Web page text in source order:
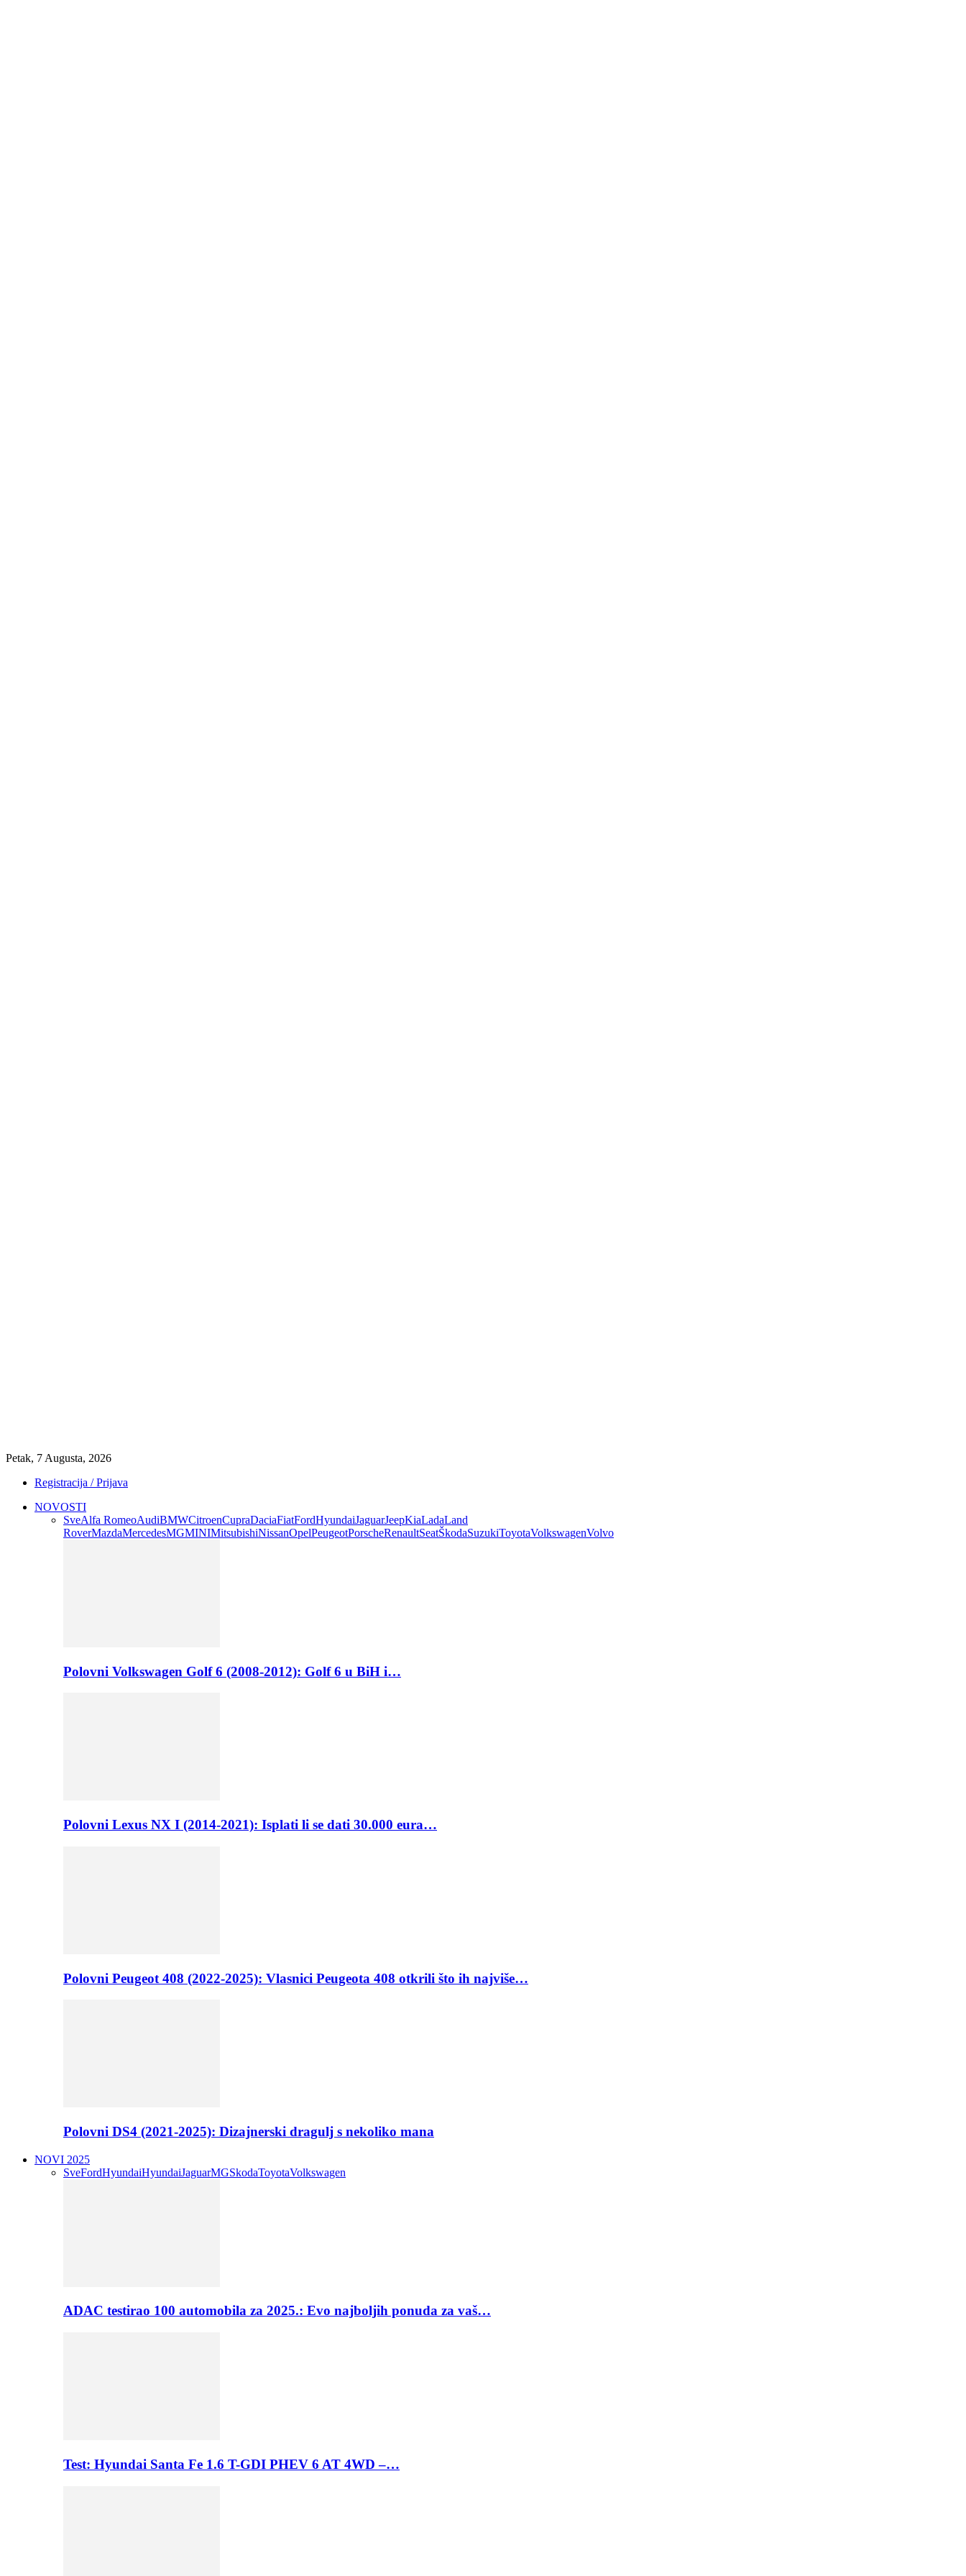
Petak, 7 Augusta, 2026
Registracija / Prijava
NOVOSTI
SveAlfa RomeoAudiBMWCitroenCupraDaciaFiatFordHyundaiJaguarJeepKiaLadaLand
RoverMazdaMercedesMGMINIMitsubishiNissanOpelPeugeotPorscheRenaultSeatŠkodaSuzukiToyotaVolkswagenVolvo
Polovni Volkswagen Golf 6 (2008-2012): Golf 6 u BiH i…
Polovni Lexus NX I (2014-2021): Isplati li se dati 30.000 eura…
Polovni Peugeot 408 (2022-2025): Vlasnici Peugeota 408 otkrili što ih najviše…
Polovni DS4 (2021-2025): Dizajnerski dragulj s nekoliko mana
NOVI 2025
SveFordHyundaiHyundaiJaguarMGSkodaToyotaVolkswagen
ADAC testirao 100 automobila za 2025.: Evo najboljih ponuda za vaš…
Test: Hyundai Santa Fe 1.6 T-GDI PHEV 6 AT 4WD –…